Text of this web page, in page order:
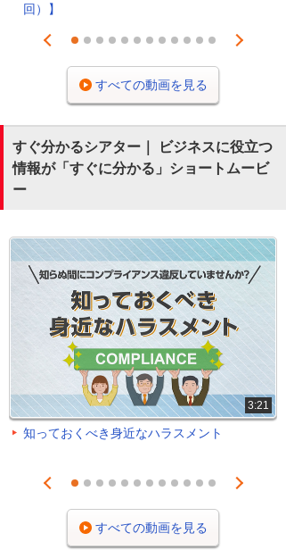
回）】
Prev
1 2 3 4 5 6 7 8 9 101112
Next
すべての動画を見る
すぐ分かるシアター｜ ビジネスに役立つ
情報が「すぐに分かる」ショートムービ
ー
3:21
知っておくべき身近なハラスメント
Prev
1 2 3 4 5 6 7 8 9 101112
Next
すべての動画を見る